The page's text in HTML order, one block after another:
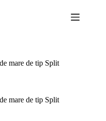
mare de tip Split
mare de tip Split